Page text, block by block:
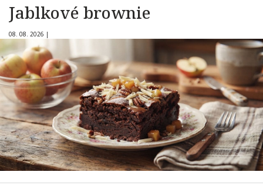
Jablkové brownie
08. 08. 2026 |